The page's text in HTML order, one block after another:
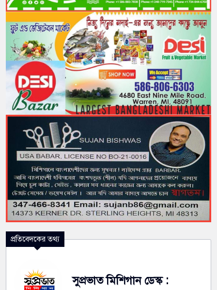
প্রতিবেদকের তথ্য
সুপ্রভাত মিশিগান ডেস্ক :